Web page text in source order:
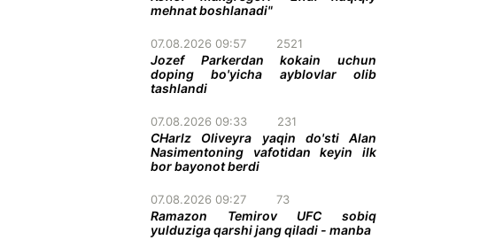
mehnat boshlanadi"
07.08.2026 09:57 2521
Jozef Parkerdan kokain uchun
doping bo'yicha ayblovlar olib
tashlandi
07.08.2026 09:33 231
CHarlz Oliveyra yaqin do'sti Alan
Nasimentoning vafotidan keyin ilk
bor bayonot berdi
07.08.2026 09:27 73
Ramazon Temirov UFC sobiq
yulduziga qarshi jang qiladi - manba